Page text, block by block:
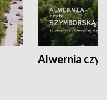
Alwernia